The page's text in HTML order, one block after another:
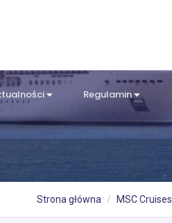
Regulamin
Strona główna MSC Cruises